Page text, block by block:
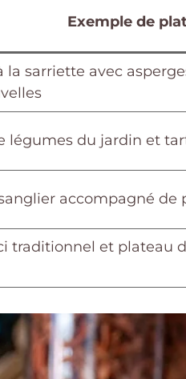
Exemple de
la sarriette avec
légumes du jardin et
accompagné de
traditionnel et plateau